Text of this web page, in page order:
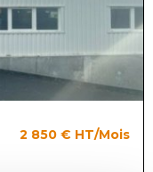
2 850 € HT/Mois